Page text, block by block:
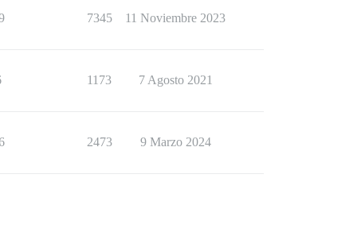
7345 11 Noviembre 2023
1173 7 Agosto 2021
2473 9 Marzo 2024